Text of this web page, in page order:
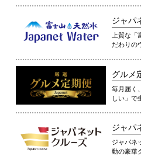
ジャパ
上質な「
だわりの
グルメ
毎月届く
しい」で
ジャパ
ジャパネ
動の豪華